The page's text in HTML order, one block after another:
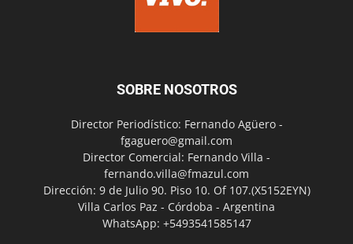
SOBRE NOSOTROS
Director Periodístico: Fernando Agüero -
fgaguero@gmail.com
Director Comercial: Fernando Villa -
fernando.villa@fmazul.com
Dirección: 9 de Julio 90. Piso 10. Of 107.(X5152EYN)
Villa Carlos Paz - Córdoba - Argentina
WhatsApp: +5493541585147